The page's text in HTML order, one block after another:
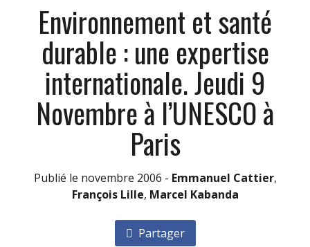
Environnement et santé
durable : une expertise
internationale. Jeudi 9
Novembre à l’UNESCO à
Paris
Publié le novembre 2006 - Emmanuel Cattier,
François Lille, Marcel Kabanda
Partager